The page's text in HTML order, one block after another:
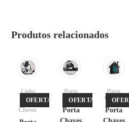
Produtos relacionados
OFERTA!
Linha
Pet,
Porta
Chaves
OFERTA!
Porta
Chaves
Porta
Porta
Chaves
Porta